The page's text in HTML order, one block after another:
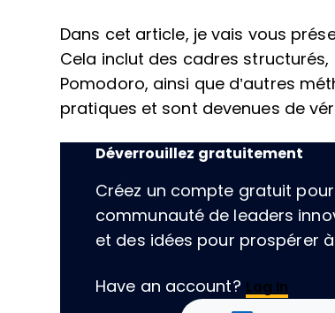
Dans cet article, je vais vous
Cela inclut des cadres
Pomodoro, ainsi que d’autres
pratiques et sont devenues de
Déverrouillez gratuitement
Créez un compte gratuit
communauté de leaders
et des idées pour prospérer à
Have an account? Log In